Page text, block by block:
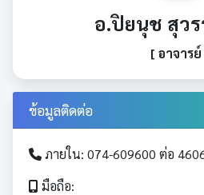
อ.ปิยนุช สุว
[ อาจารย์
ข้อมูลติดต่อ
ภายใน: 074-609600 ต่อ
มือถือ: